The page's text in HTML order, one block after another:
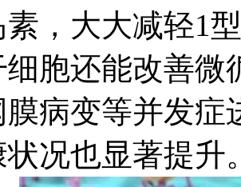
，大大减轻1
细胞还能改善
病变等并发症
况也显著提升